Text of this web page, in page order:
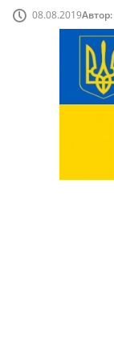
08.08.2019Автор: